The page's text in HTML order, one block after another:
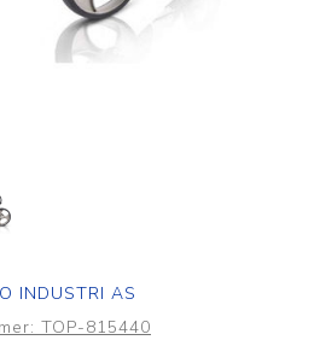
INDUSTRI AS
TOP-815440